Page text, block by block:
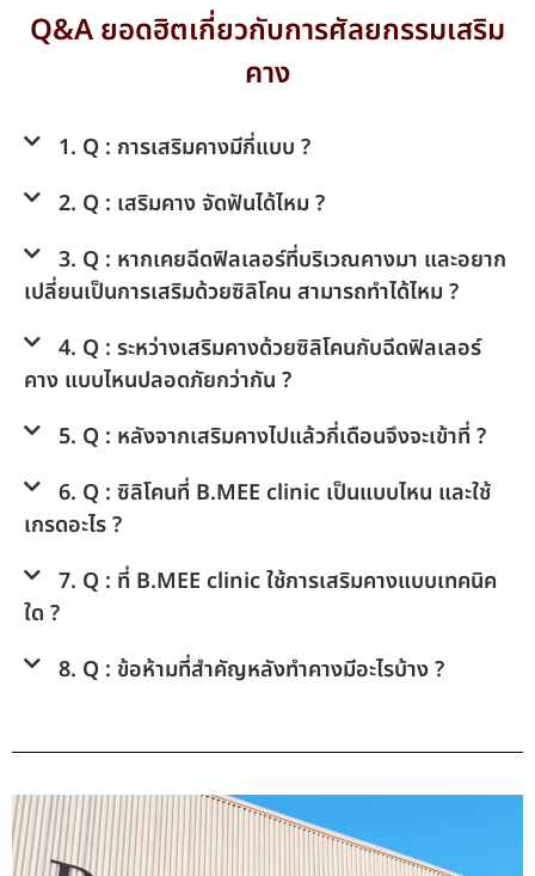
Q&A ยอดฮิตเกี่ยวกับการศัลยกรรมเสริม
คาง
1. Q : การเสริมคางมีกี่แบบ ?
2. Q : เสริมคาง จัดฟันได้ไหม ?
3. Q : หากเคยฉีดฟิลเลอร์ที่บริเวณคางมา และอยาก
เปลี่ยนเป็นการเสริมด้วยซิลิโคน สามารถทำได้ไหม ?
4. Q : ระหว่างเสริมคางด้วยซิลิโคนกับฉีดฟิลเลอร์
คาง แบบไหนปลอดภัยกว่ากัน ?
5. Q : หลังจากเสริมคางไปแล้วกี่เดือนจึงจะเข้าที่ ?
6. Q : ซิลิโคนที่ B.MEE clinic เป็นแบบไหน และใช้
เกรดอะไร ?
7. Q : ที่ B.MEE clinic ใช้การเสริมคางแบบเทคนิค
ใด ?
8. Q : ข้อห้ามที่สำคัญหลังทำคางมีอะไรบ้าง ?